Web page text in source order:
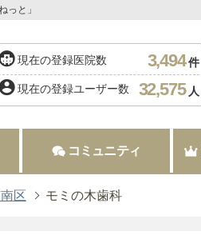
っと」
現在の登録医院数 3,494件
現在の登録ユーザー数 32,575 人
コミュニティ
区 モミの木歯科